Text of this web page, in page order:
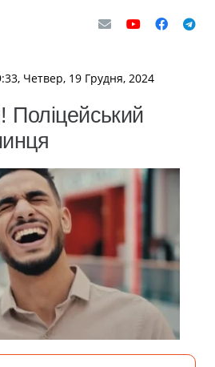
Четвер, 19 Грудня, 2024
Поліцейський